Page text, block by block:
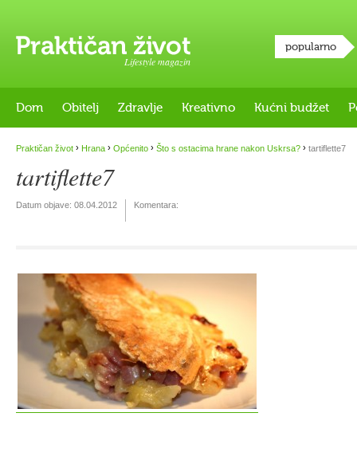
Lifestyle magazin
popularno
Dom Obitelj Zdravlje Kreativno Kućni budžet
Praktičan život › Hrana › Općenito › Što s ostacima hrane nakon Uskrsa? › tartiflette7
tartiflette7
Datum objave: 08.04.2012 Komentara: